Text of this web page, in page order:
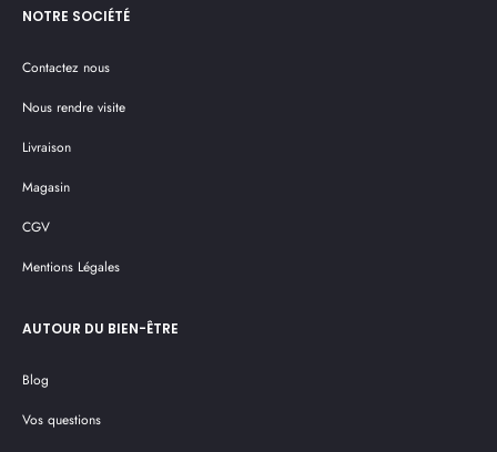
NOTRE SOCIÉTÉ
Contactez nous
Nous rendre visite
Livraison
Magasin
CGV
Mentions Légales
AUTOUR DU BIEN-ÊTRE
Blog
Vos questions